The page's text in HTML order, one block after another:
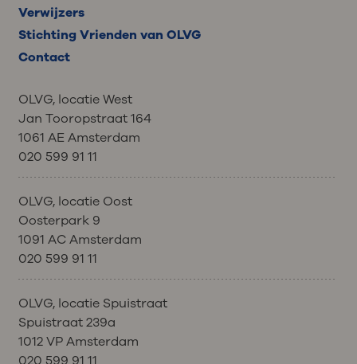
Verwijzers
Stichting Vrienden van OLVG
Contact
OLVG, locatie West
Jan Tooropstraat 164
1061 AE Amsterdam
020 599 91 11
OLVG, locatie Oost
Oosterpark 9
1091 AC Amsterdam
020 599 91 11
OLVG, locatie Spuistraat
Spuistraat 239a
1012 VP Amsterdam